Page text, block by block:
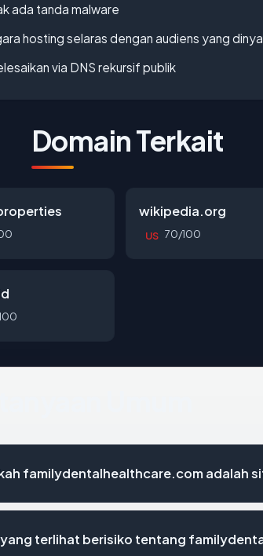
ada tanda malware
hosting selaras dengan audiens yang
via DNS rekursif publik
Domain Terkait
wikipedia.org
US 70/100
familydentalhealthcare.com adalah
terlihat berisiko tentang